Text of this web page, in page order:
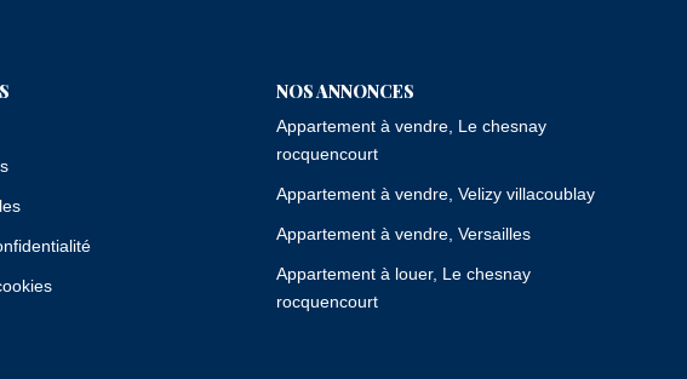
NOS ANNONCES
Appartement à vendre, Le chesnay
rocquencourt
Appartement à vendre, Velizy villacoublay
Appartement à vendre, Versailles
Appartement à louer, Le chesnay
rocquencourt